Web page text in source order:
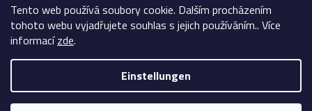
Tento web používá soubory cookie. Dalším procházením
tohoto webu vyjadřujete souhlas s jejich používáním.. Více
informacízde.
Einstellungen
KONTAKT
Copyright 2026Celtic-Supply.at | Alles für Tattoo und